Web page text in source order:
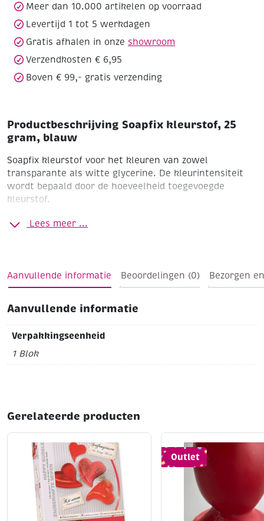
Meer dan 10.000 artikelen op voorraad
Levertijd 1 tot 5 werkdagen
Gratis afhalen in onze showroom
Verzendkosten € 6,95
Boven € 99,- gratis verzending
Productbeschrijving Soapfix kleurstof, 25
gram, blauw
Soapfix kleurstof voor het kleuren van zowel
transparante als witte glycerine. De kleurintensiteit
wordt bepaald door de hoeveelheid toegevoegde
kleurstof.
Blauw Blokje 25 gram
Lees meer ...
Aanvullende informatie Beoordelingen (0) Bezorgen
Aanvullende informatie
Verpakkingseenheid
1 Blok
Gerelateerde producten
Outlet